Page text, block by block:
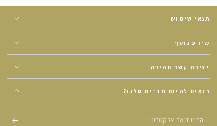
תנאי שימוש
מידע נוסף
יצירת קשר מהירה
רוצים להיות חברים שלנו?
הזינו